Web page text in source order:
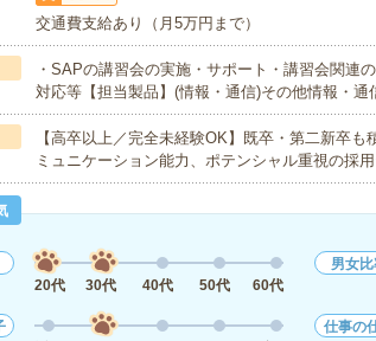
交通費支給あり（月5万円まで）
・SAPの講習会の実施・サポート・講習会関連
対応等【担当製品】(情報・通信)その他情報・
【高卒以上／完全未経験OK】既卒・第二新卒
ミュニケーション能力、ポテンシャル重視の採
20代
30代 40代 50代 60代
男女比
仕事の